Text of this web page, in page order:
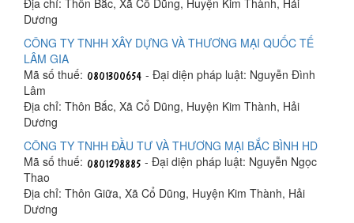
Dương
CÔNG TY TNHH XÂY DỰNG VÀ THƯƠNG MẠI QUỐC TẾ
LÂM GIA
Mã số thuế:
- Đại diện pháp luật: Nguyễn Đình
Lâm
Địa chỉ: Thôn Bắc, Xã Cổ Dũng, Huyện Kim Thành, Hải
Dương
CÔNG TY TNHH ĐẦU TƯ VÀ THƯƠNG MẠI BẮC BÌNH HD
Mã số thuế:
- Đại diện pháp luật: Nguyễn Ngọc
Thao
Địa chỉ: Thôn Giữa, Xã Cổ Dũng, Huyện Kim Thành, Hải
Dương